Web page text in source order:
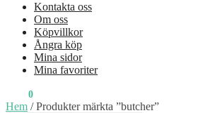
Kontakta oss
Om oss
Köpvillkor
Ångra köp
Mina sidor
Mina favoriter
0
Hem /Produkter märkta ”butcher”